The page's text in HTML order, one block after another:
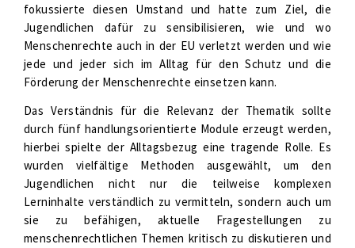
fokussierte diesen Umstand und hatte zum Ziel, die
Jugendlichen dafür zu sensibilisieren, wie und wo
Menschenrechte auch in der EU verletzt werden und wie
jede und jeder sich im Alltag für den Schutz und die
Förderung der Menschenrechte einsetzen kann.
Das Verständnis für die Relevanz der Thematik sollte
durch fünf handlungsorientierte Module erzeugt werden,
hierbei spielte der Alltagsbezug eine tragende Rolle. Es
wurden vielfältige Methoden ausgewählt, um den
Jugendlichen nicht nur die teilweise komplexen
Lerninhalte verständlich zu vermitteln, sondern auch um
sie zu befähigen, aktuelle Fragestellungen zu
menschenrechtlichen Themen kritisch zu diskutieren und